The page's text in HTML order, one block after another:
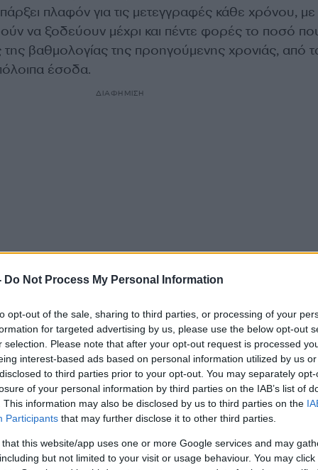
Do Not Process My Personal Information
opt-out of the sale, sharing to third parties, or processing of your
for targeted advertising by us, please use the below opt-out
selection. Please note that after your opt-out request is processed
interest-based ads based on personal information utilized by us
to third parties prior to your opt-out. You may separately
of your personal information by third parties on the IAB’s list of
This information may also be disclosed by us to third parties on the
Participants that may further disclose it to other third parties.
that this website/app uses one or more Google services and may
but not limited to your visit or usage behaviour. You may
πλαφόν για τις μετεγγραφές κάθε χρόνου,
να ξοδεύουν μέχρι και πέντε φορές το ποσό
της βαθμολογίας της προηγούμενης χρονιάς, από
έσοδα.
ΔΙΑΦΗΜΙΣΗ
Σχολίασε εδώ